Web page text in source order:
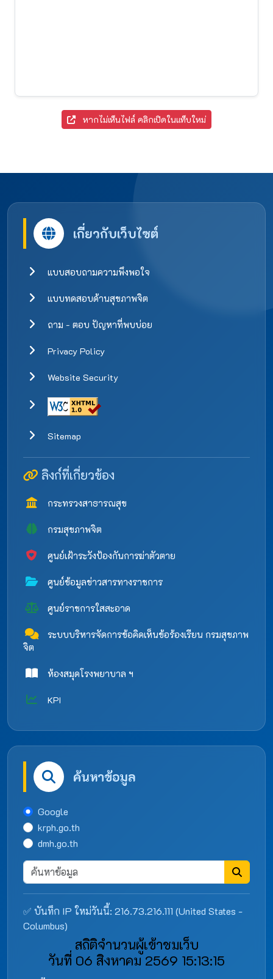
หากไม่เห็นไฟล์ คลิกเปิดในแท็บใหม่
เกี่ยวกับเว็บไซต์
แบบสอบถามความพึงพอใจ
แบบทดสอบด้านสุขภาพจิต
ถาม - ตอบ ปัญหาที่พบบ่อย
Privacy Policy
Website Security
Sitemap
ลิงก์ที่เกี่ยวข้อง
กระทรวงสาธารณสุข
กรมสุขภาพจิต
ศูนย์เฝ้าระวังป้องกันการฆ่าตัวตาย
ศูนย์ข้อมูลข่าวสารทางราชการ
ศูนย์ราชการใสสะอาด
ระบบบริหารจัดการข้อคิดเห็นข้อร้องเรียน กรมสุขภาพ
จิต
ห้องสมุดโรงพยาบาล ฯ
KPI
ค้นหาข้อมูล
Google
krph.go.th
dmh.go.th
✅ บันทึก IP ใหม่วันนี้: 216.73.216.111 (United States -
Columbus)
สถิติจำนวนผู้เข้าชมเว็บ
วันที่ 06 สิงหาคม 2569 15:13:15